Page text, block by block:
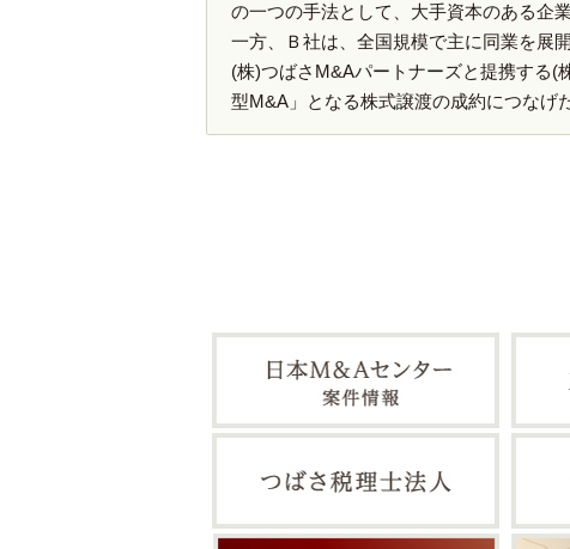
の一つの手法として、大手資本のある企
一方、Ｂ社は、全国規模で主に同業を展
(株)つばさM&Aパートナーズと提携する(
型M&A」となる株式譲渡の成約につなげた